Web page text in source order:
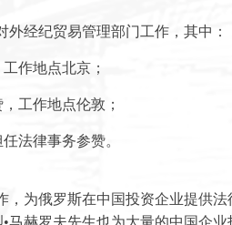
外经纪贸易管理部门工作，其中：
作地点北京；
工作地点伦敦；
法律事务参赞。
为俄罗斯在中国投资企业提供
赫罗夫先生也为大量的中国企